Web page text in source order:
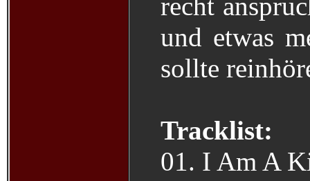
und etwas
sollte
Tracklist:
01. I Am A